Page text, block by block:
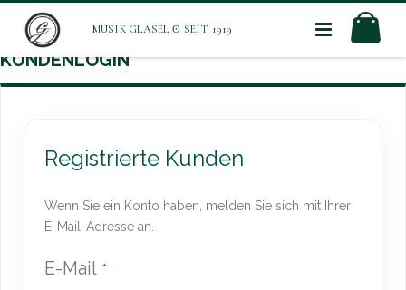
Direkt
zum
KUNDENLOGIN
Registrierte Kunden
Wenn Sie ein Konto haben, melden Sie sich mit Ihrer
E-Mail-Adresse an.
E-Mail